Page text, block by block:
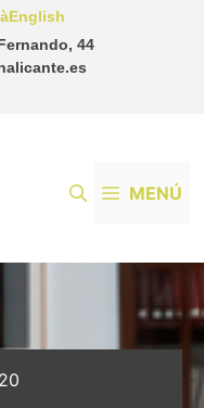
44
English
MENÚ